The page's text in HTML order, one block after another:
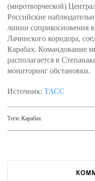
(миротворческой)
Российские
линии соприкосновения
Лачинского коридора,
Карабах. Командование
располагается в
мониторинг обстановки.
Источник: ТАСС
Теги: Карабах